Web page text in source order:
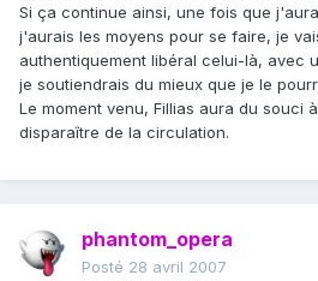
Si ça continue ainsi, une fois que
j'aurais les moyens pour se faire, je
authentiquement libéral celui-là, avec
je soutiendrais du mieux que je le
Le moment venu, Fillias aura du souci
disparaître de la circulation.
phantom_opera
Posté 28 avril 2007